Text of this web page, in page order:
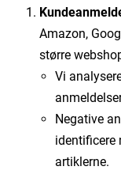
Amazon,
større
Vi
Negative
identificere
artiklerne.